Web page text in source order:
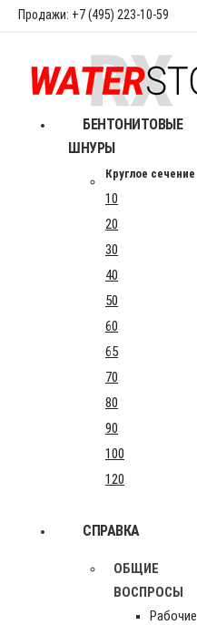
Продажи: +7 (495) 223-10-59
БЕНТОНИТОВЫЕ
ШНУРЫ
Круглое сечение
10
20
30
40
50
60
65
70
80
90
100
120
СПРАВКА
ОБЩИЕ
ВОСПРОСЫ
Рабочие